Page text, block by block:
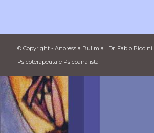
© Copyright - Anoressia Bulimia | Dr. Fabio Piccini
Psicoterapeuta e Psicoanalista